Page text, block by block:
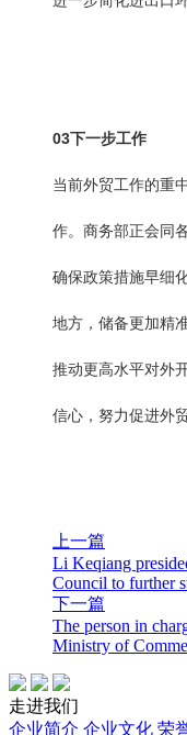
03下一步工作
当前外贸工作的重
作。商务部正会同
确保政策措施早细
地方，储备更加精
推动更高水平对外
信心，努力促进外
上一篇
Li Keqiang
Council to further
下一篇
The person in
Ministry of
走进我们
企业简介 企业文化 荣